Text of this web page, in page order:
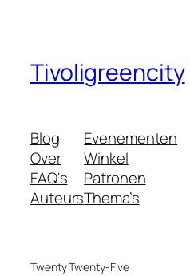
Tivoligreencity
Blog
Over
FAQ's
Auteurs
Evenementen
Winkel
Patronen
Thema’s
Twenty Twenty-Five